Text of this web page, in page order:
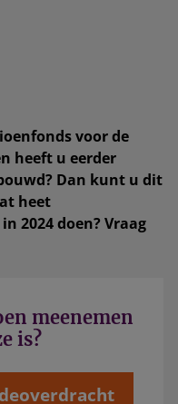
voor de
heeft u eerder
Dan kunt u dit
heet
2024 doen? Vraag
meenemen
is?